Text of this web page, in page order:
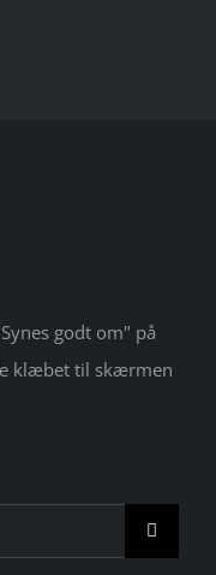
godt om" på
klæbet til skærmen